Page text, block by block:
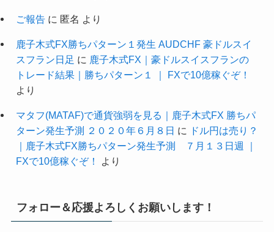
ご報告に 匿名 より
鹿子木式FX勝ちパターン１発生 AUDCHF 豪ドルスイ
スフラン日足 に 鹿子木式FX｜豪ドルスイスフランの
トレード結果｜勝ちパターン１ ｜ FXで10億稼ぐぞ！
より
マタフ(MATAF)で通貨強弱を見る｜鹿子木式FX 勝ちパ
ターン発生予測 ２０２０年６月８日 に
ドル円は売り？
｜鹿子木式FX勝ちパターン発生予測 ７月１３日週 ｜
FXで10億稼ぐぞ！
より
フォロー＆応援よろしくお願いします！